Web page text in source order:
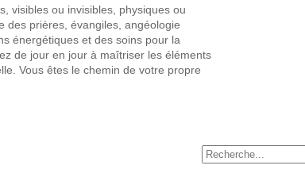
visibles ou invisibles, physiques ou
des prières, évangiles, angéologie
énergétiques et des soins pour la
de jour en jour à maîtriser les éléments
Vous êtes le chemin de votre propre